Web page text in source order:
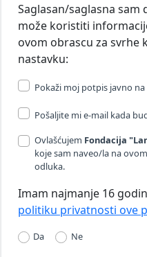
Saglasan/saglasna sam
može koristiti
ovom obrascu za svrhe
nastavku:
Pokaži moj potpis javno
Pošaljite mi e-mail kada
Ovlašćujem Fondacija
koje sam naveo/la na
odluka.
Imam najmanje 16
politiku privatnosti ove
Da Ne